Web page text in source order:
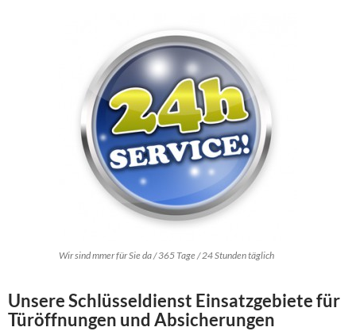
Wir sind mmer für Sie da / 365 Tage / 24 Stunden täglich
Unsere Schlüsseldienst Einsatzgebiete für
Türöffnungen und Absicherungen